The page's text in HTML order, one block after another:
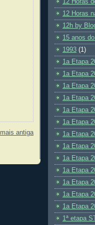
antiga
12 Horas
12h by
15 anos
1993 (1)
1a Etapa
1a Etapa
1a Etapa
1a Etapa
1a Etapa
1a Etapa
1a Etapa
1a Etapa
1a Etapa
1a Etapa
1a Etapa
1a Etapa
1a Etapa
1ª etapa